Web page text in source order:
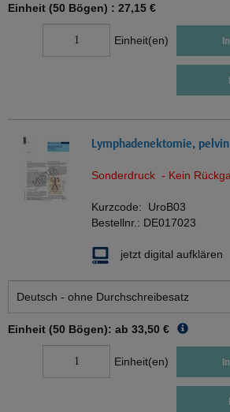
Einheit (50 Bögen) : 27,15 €
Einheit(en)
Lymphadenektomie, pelvin
Sonderdruck - Kein
Kurzcode: UroB03
Bestellnr.: DE017023
jetzt digital aufklären
Einheit (50 Bögen): ab 33,50 €
Einheit(en)